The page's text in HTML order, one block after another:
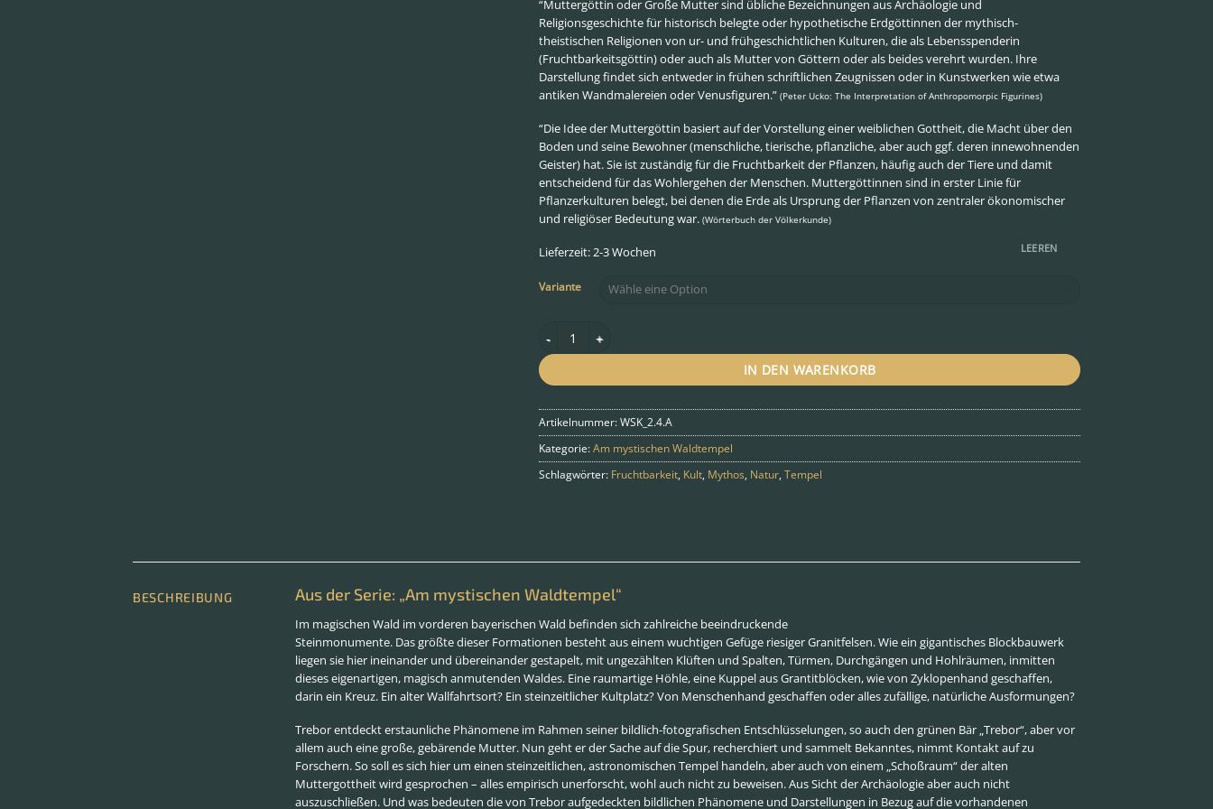
“Muttergöttin oder Große Mutter sind übliche Bezeichnungen aus Archäologie und
Religionsgeschichte für historisch belegte oder hypothetische Erdgöttinnen der mythisch-
theistischen Religionen von ur- und frühgeschichtlichen Kulturen, die als Lebensspenderin
(Fruchtbarkeitsgöttin) oder auch als Mutter von Göttern oder als beides verehrt wurden. Ihre
Darstellung findet sich entweder in frühen schriftlichen Zeugnissen oder in Kunstwerken wie etwa
antiken Wandmalereien oder Venusfiguren.” (Peter Ucko: The Interpretation of Anthropomorpic Figurines)
“Die Idee der Muttergöttin basiert auf der Vorstellung einer weiblichen Gottheit, die Macht über den
Boden und seine Bewohner (menschliche, tierische, pflanzliche, aber auch ggf. deren innewohnenden
Geister) hat. Sie ist zuständig für die Fruchtbarkeit der Pflanzen, häufig auch der Tiere und damit
entscheidend für das Wohlergehen der Menschen. Muttergöttinnen sind in erster Linie für
Pflanzerkulturen belegt, bei denen die Erde als Ursprung der Pflanzen von zentraler ökonomischer
und religiöser Bedeutung war. (Wörterbuch der Völkerkunde)
Lieferzeit: 2-3 Wochen
Variante
LEEREN
IN DEN WARENKORB
Artikelnummer: WSK_2.4.A
Kategorie: Am mystischen Waldtempel
Schlagwörter: Fruchtbarkeit, Kult, Mythos, Natur, Tempel
BESCHREIBUNG Aus der Serie: „Am mystischen Waldtempel“
Im magischen Wald im vorderen bayerischen Wald befinden sich zahlreiche beeindruckende
Steinmonumente. Das größte dieser Formationen besteht aus einem wuchtigen Gefüge riesiger Granitfelsen. Wie ein gigantisches Blockbauwerk
liegen sie hier ineinander und übereinander gestapelt, mit ungezählten Klüften und Spalten, Türmen, Durchgängen und Hohlräumen, inmitten
dieses eigenartigen, magisch anmutenden Waldes. Eine raumartige Höhle, eine Kuppel aus Grantitblöcken, wie von Zyklopenhand geschaffen,
darin ein Kreuz. Ein alter Wallfahrtsort? Ein steinzeitlicher Kultplatz? Von Menschenhand geschaffen oder alles zufällige, natürliche Ausformungen?
Trebor entdeckt erstaunliche Phänomene im Rahmen seiner bildlich-fotografischen Entschlüsselungen, so auch den grünen Bär „Trebor“, aber vor
allem auch eine große, gebärende Mutter. Nun geht er der Sache auf die Spur, recherchiert und sammelt Bekanntes, nimmt Kontakt auf zu
Forschern. So soll es sich hier um einen steinzeitlichen, astronomischen Tempel handeln, aber auch von einem „Schoßraum“ der alten
Muttergottheit wird gesprochen – alles empirisch unerforscht, wohl auch nicht zu beweisen. Aus Sicht der Archäologie aber auch nicht
auszuschließen. Und was bedeuten die von Trebor aufgedeckten bildlichen Phänomene und Darstellungen in Bezug auf die vorhandenen